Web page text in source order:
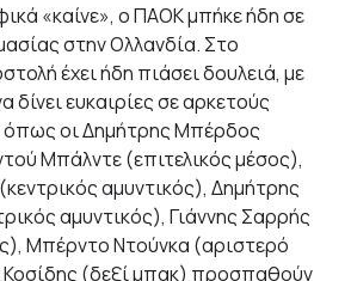
«καίνε», ο ΠΑΟΚ μπήκε ήδη σε
στην Ολλανδία. Στο
έχει ήδη πιάσει δουλειά, με
δίνει ευκαιρίες σε αρκετούς
οι Δημήτρης Μπέρδος
Μπάλντε (επιτελικός μέσος),
αμυντικός), Δημήτρης
αμυντικός), Γιάννης Σαρρής
Μπέρντο Ντούνκα (αριστερό
Κοσίδης (δεξί μπακ) προσπαθούν